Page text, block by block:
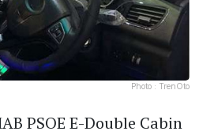
Photo : TrenOto
PSOE E-Double Cabin